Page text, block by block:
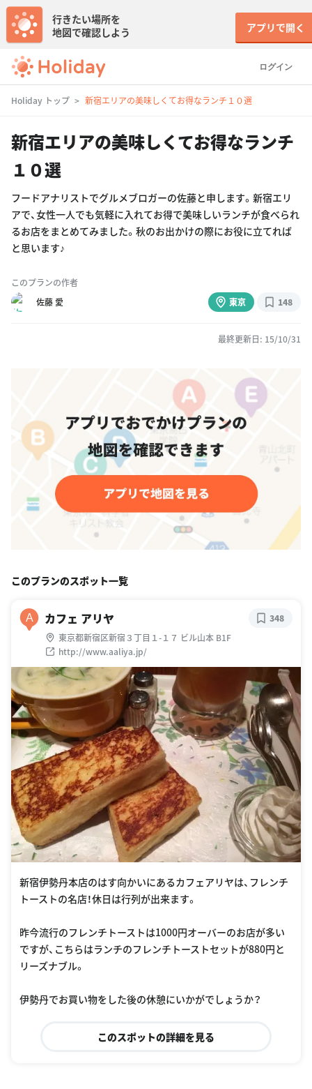
ログイン
行きたい場所を
地図で確認しよう
アプリで開く
Holiday トップ 新宿エリアの美味しくてお得なランチ１０選
新宿エリアの美味しくてお得なランチ
１０選
フードアナリストでグルメブロガーの佐藤と申します。新宿エリ
アで、女性一人でも気軽に入れてお得で美味しいランチが食べられ
るお店をまとめてみました。秋のお出かけの際にお役に立てれば
と思います♪
このプランの作者
佐藤 愛
東京 148
最終更新日: 15/10/31
このプランのスポット一覧
A カフェ アリヤ
東京都新宿区新宿３丁目１-１７ ビル山本 B1F
http://www.aaliya.jp/
348
新宿伊勢丹本店のはす向かいにあるカフェアリヤは、フレンチ
トーストの名店！休日は行列が出来ます。
昨今流行のフレンチトーストは1000円オーバーのお店が多い
ですが、こちらはランチのフレンチトーストセットが880円と
リーズナブル。
伊勢丹でお買い物をした後の休憩にいかがでしょうか？
このスポットの詳細を見る